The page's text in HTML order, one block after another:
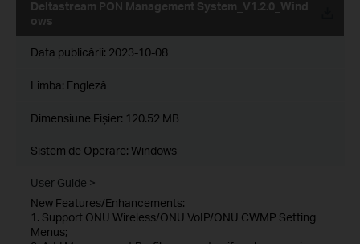
Deltastream PON Management System_V1.2.0_Wind
ows
Data publicării: 2023-10-08
Limba: Engleză
Dimensiune Fişier: 120.52 MB
Sistem de Operare: Windows
User Guide >
New Features/Enhancements:
1. Support ONU Wireless/ONU VoIP/ONU CWMP Setting
Menus;